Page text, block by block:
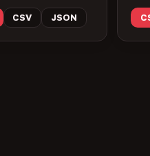
CSV JSON